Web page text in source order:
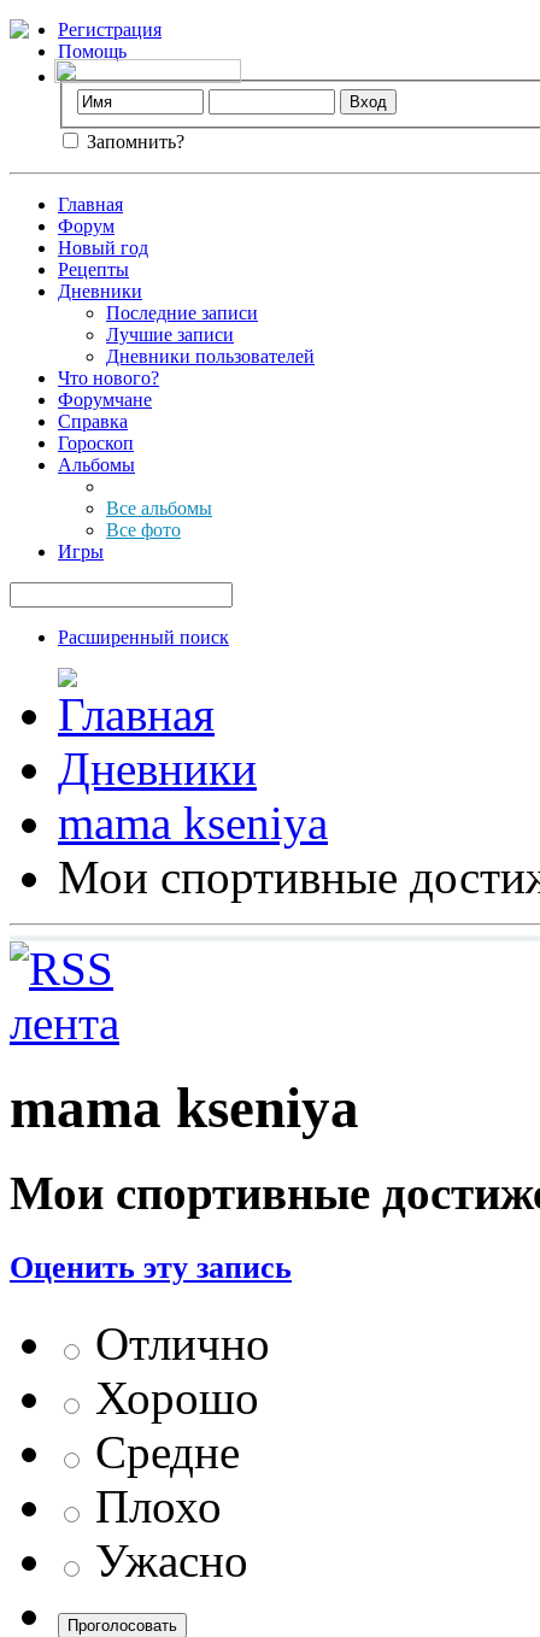
Регистрация
Помощь
Запомнить?
Главная
Форум
Новый год
Рецепты
Дневники
Последние записи
Лучшие записи
Дневники пользователей
Что нового?
Форумчане
Справка
Гороскоп
Альбомы
Все альбомы
Все фото
Игры
Расширенный поиск
Дневники
mama kseniya
Мои спортивные
mama kseniya
Мои спортивные
Оценить эту запись
Отлично
Хорошо
Средне
Плохо
Ужасно